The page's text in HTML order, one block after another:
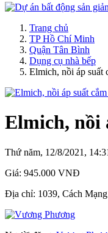
Trang chủ
TP Hồ Chí Minh
Quận Tân Bình
Dụng cụ nhà bếp
Elmich, nồi áp suất
Elmich, nồi
Thứ năm, 12/8/2021,
Giá: 945.000 VNĐ
Địa chỉ: 1039, Cách